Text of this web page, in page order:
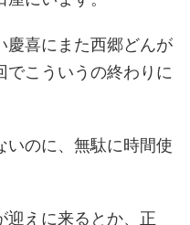
慶喜にまた西郷どんが
でこういうの終わりに
いのに、無駄に時間使
迎えに来るとか、正